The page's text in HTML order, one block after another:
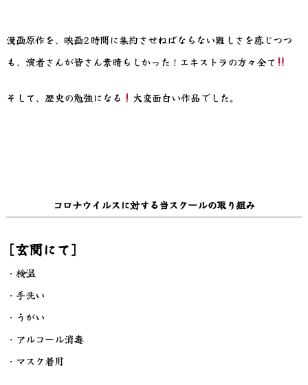
漫画原作を、映画2時間に集約させねばならない難しさを感じつつ
も、演者さんが皆さん素晴らしかった！エキストラの方々全て
そして、歴史の勉強になる 大変面白い作品でした。
コロナウイルスに対する当スクールの取り組み
[玄関にて]
・検温
・手洗い
・うがい
・アルコール消毒
・マスク着用